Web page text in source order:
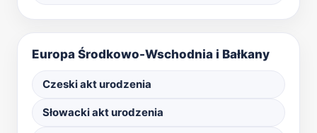
Europa Środkowo-Wschodnia i Bałkany
Czeski akt urodzenia
Słowacki akt urodzenia